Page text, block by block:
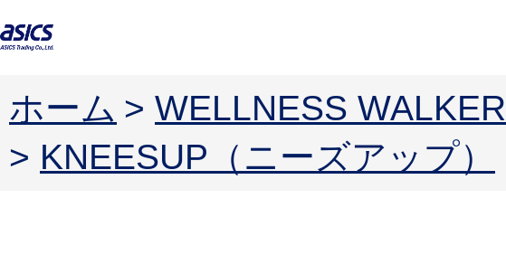
ホーム > WELLNESS
> KNEESUP（ニーズアップ）